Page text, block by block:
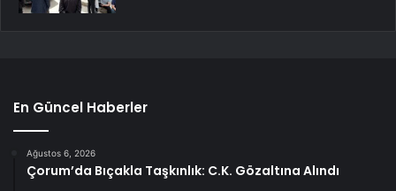
En Güncel Haberler
Ağustos 6, 2026
Çorum’da Bıçakla Taşkınlık: C.K. Gözaltına Alındı